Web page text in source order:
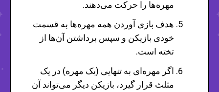
مهره‌ها را حرکت می‌دهند.
هدف بازی آوردن همه مهره‌ها به قسمت
خودی بازیکن و سپس برداشتن آن‌ها از
تخته است.
اگر مهره‌ای به تنهایی (یک مهره) در یک
مثلث قرار گیرد، بازیکن دیگر می‌تواند آن